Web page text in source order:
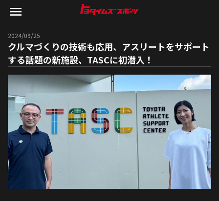
2024/09/25
クルマづくりの技術も応用、アスリートをサポート
する話題の新施設、TASCに初潜入！